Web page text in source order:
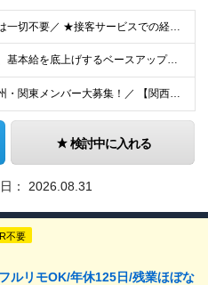
＼専門知識は一切不要／ ★接客サービスでの経験がある方は大歓迎！ ■未経験OK ■第二新卒歓迎 ■学歴不問 ＼こんな方にぴったりです／ ◇自分にしかできない仕事で誰かを喜ばせたい方 ◇日常でも活かせ
＼今年度に、基本給を底上げするベースアップを実施！／ ◆月給23.1万～40万円＋賞与年2回＋交通費全額支給 ※経験・資格・能力等を考慮の上、当社規定により優遇します。 ※上記の金額に加えて、時間外
＼関西・九州・関東メンバー大募集！／ 【関西営業所】 大阪府大阪市西区西本町1-7-21 ニシモトビル703 【九州営業所】 福岡県福岡市東区千早5-13-38 LeLien香椎参道4B 【本社
検討中に入れる
： 2026.08.31
不要
ルリモOK/年休125日/残業ほぼな